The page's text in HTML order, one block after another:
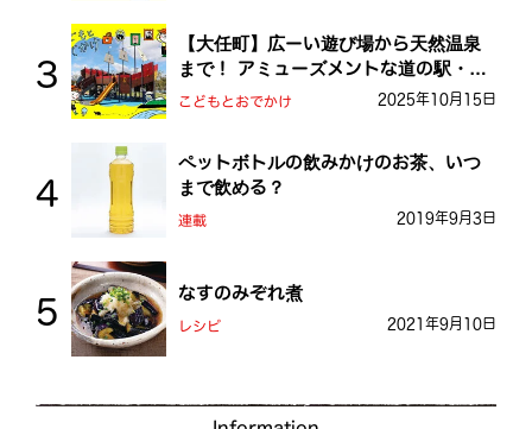
【大任町】広ーい遊び場から天然温泉
まで！ アミューズメントな道の駅・お
おとう桜街道
こどもとおでかけ 2025年10月15日
ペットボトルの飲みかけのお茶、いつ
まで飲める？
連載 2019年9月3日
なすのみぞれ煮
レシピ 2021年9月10日